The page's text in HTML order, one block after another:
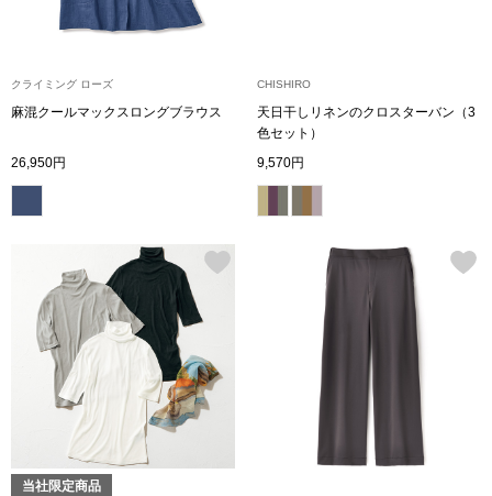
イヤリング／
ファッション
帽子
マフラー／ス
クライミング ローズ
麻混クールマックスロングブラウス
26,950円
CHISHIRO
天日干しリネンのクロスターバン（3
色セット）
9,570円
当社限定商品